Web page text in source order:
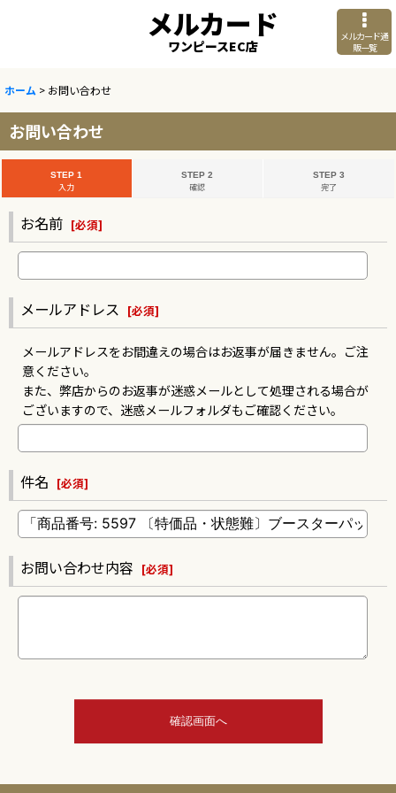
メルカード
ワンピースEC店
メルカード通
販一覧
ホーム > お問い合わせ
お問い合わせ
STEP 1
入力
STEP 2
確認
STEP 3
完了
お名前 [必須]
メールアドレス [必須]
メールアドレスをお間違えの場合はお返事が届きません。ご注
意ください。
また、弊店からのお返事が迷惑メールとして処理される場合が
ございますので、迷惑メールフォルダもご確認ください。
件名 [必須]
お問い合わせ内容 [必須]
確認画面へ